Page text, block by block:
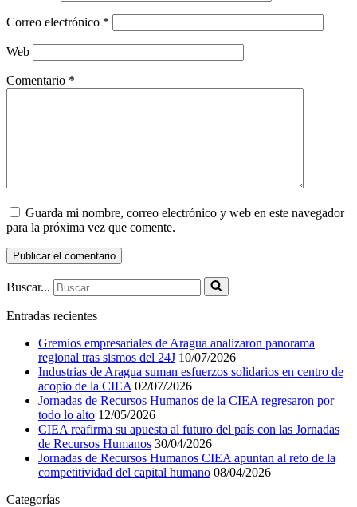
Correo electrónico *
Web
Comentario *
Guarda mi nombre, correo electrónico y web en este navegador
para la próxima vez que comente.
Buscar...
Entradas recientes
Gremios empresariales de Aragua analizaron panorama
regional tras sismos del 24J 10/07/2026
Industrias de Aragua suman esfuerzos solidarios en centro de
acopio de la CIEA 02/07/2026
Jornadas de Recursos Humanos de la CIEA regresaron por
todo lo alto 12/05/2026
CIEA reafirma su apuesta al futuro del país con las Jornadas
de Recursos Humanos 30/04/2026
Jornadas de Recursos Humanos CIEA apuntan al reto de la
competitividad del capital humano 08/04/2026
Categorías